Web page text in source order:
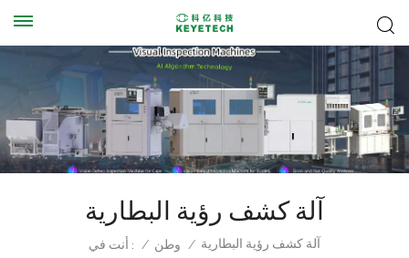
آلة كشف رؤية البطارية
أنت في : / وطن / آلة كشف رؤية البطارية